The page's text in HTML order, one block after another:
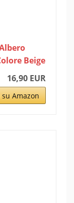
Beige
16,90 EUR
Amazon